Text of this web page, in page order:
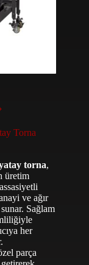
Torna
torna,
üretim
ve ağır
Sağlam
her
parça